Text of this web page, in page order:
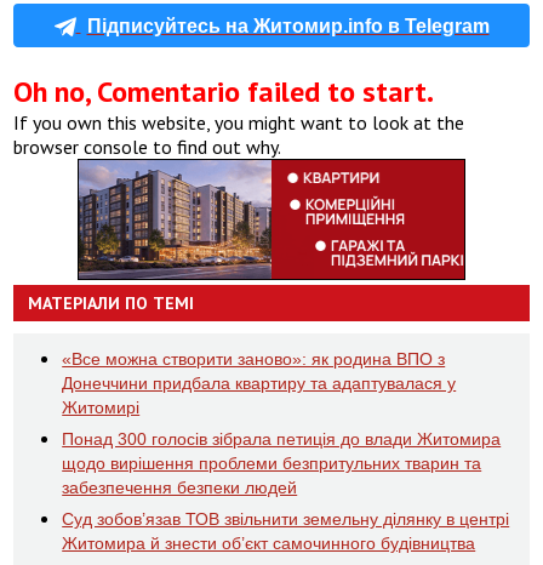
Підписуйтесь на Житомир.info в Telegram
Oh no, Comentario failed to start.
If you own this website, you might want to look at the
browser console to find out why.
МАТЕРІАЛИ ПО ТЕМІ
«Все можна створити заново»: як родина ВПО з
Донеччини придбала квартиру та адаптувалася у
Житомирі
Понад 300 голосів зібрала петиція до влади Житомира
щодо вирішення проблеми безпритульних тварин та
забезпечення безпеки людей
Суд зобов’язав ТОВ звільнити земельну ділянку в центрі
Житомира й знести об’єкт самочинного будівництва